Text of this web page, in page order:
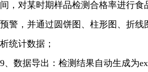
间，对某时期样品检测合格率进行食
预警，并通过圆饼图、柱形图、折线
析统计数据；
9、数据导出：检测结果自动生成为